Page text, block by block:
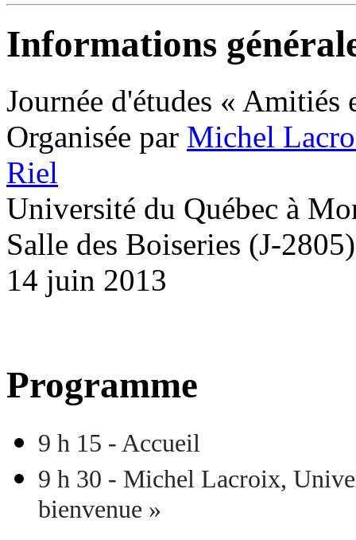
Informations
Journée d'études « Amitiés
Organisée par Michel
Riel
Université du Québec à
Salle des Boiseries (J-2805)
14 juin 2013
Programme
9 h 15 - Accueil
9 h 30 - Michel Lacroix,
bienvenue »